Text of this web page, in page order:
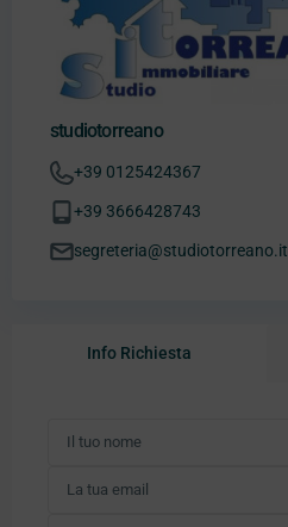
studiotorreano
+39 0125424367
+39 3666428743
segreteria@studiotorreano.it
Info Richiesta